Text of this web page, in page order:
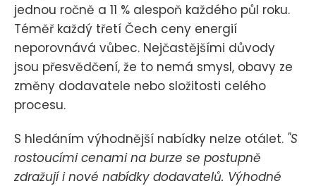
jednou ročně a 11 % alespoň každého půl roku.
Téměř každý třetí Čech ceny energií
neporovnává vůbec. Nejčastějšími důvody
jsou přesvědčení, že to nemá smysl, obavy ze
změny dodavatele nebo složitosti celého
procesu.
S hledáním výhodnější nabídky nelze otálet. "S
rostoucími cenami na burze se postupně
zdražují i nové nabídky dodavatelů. Výhodné